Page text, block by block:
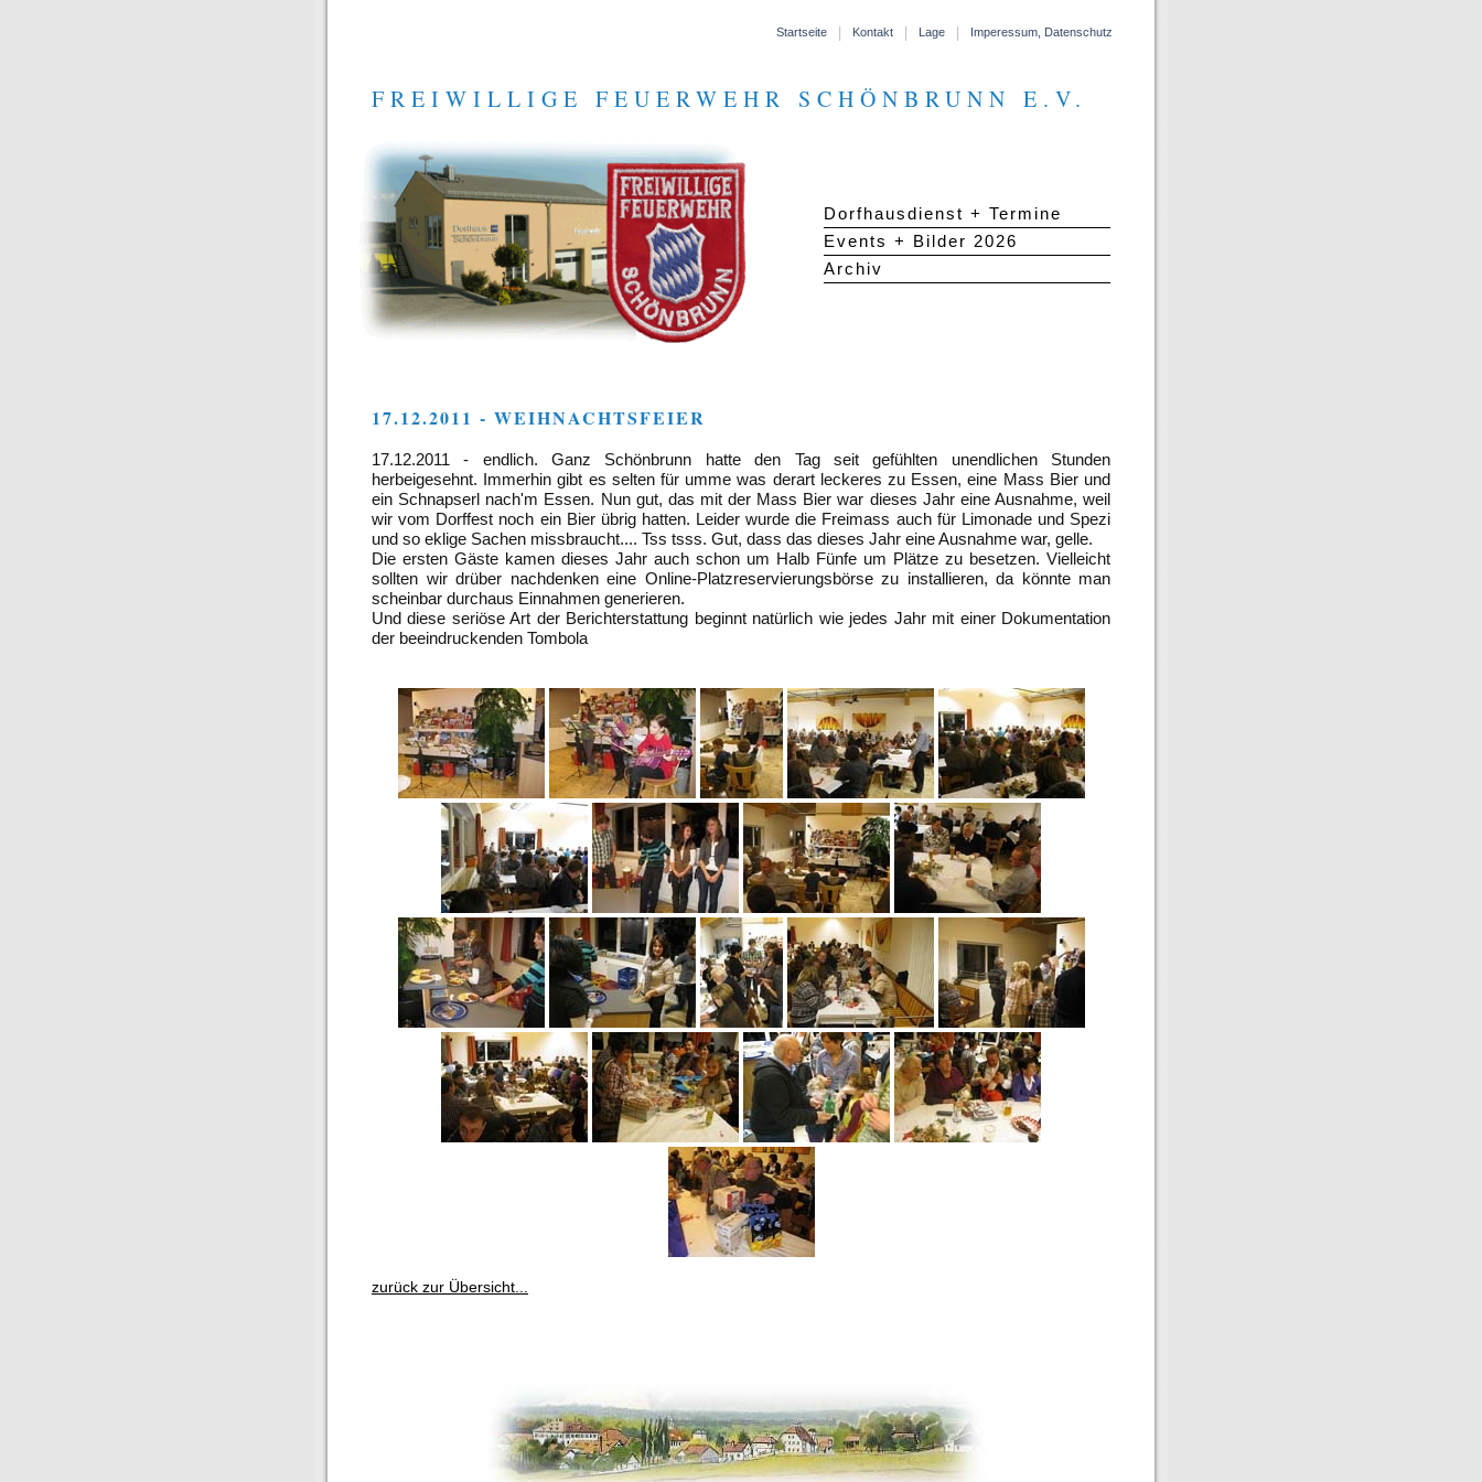
Startseite | Kontakt | Lage | Imperessum, Datenschutz
FREIWILLIGE FEUERWEHR SCHÖNBRUNN E.V.
Dorfhausdienst + Termine
Events + Bilder 2026
Archiv
17.12.2011 - WEIHNACHTSFEIER
17.12.2011 - endlich. Ganz Schönbrunn hatte den Tag seit gefühlten unendlichen Stunden
herbeigesehnt. Immerhin gibt es selten für umme was derart leckeres zu Essen, eine Mass Bier und
ein Schnapserl nach'm Essen. Nun gut, das mit der Mass Bier war dieses Jahr eine Ausnahme, weil
wir vom Dorffest noch ein Bier übrig hatten. Leider wurde die Freimass auch für Limonade und Spezi
und so eklige Sachen missbraucht.... Tss tsss. Gut, dass das dieses Jahr eine Ausnahme war, gelle.
Die ersten Gäste kamen dieses Jahr auch schon um Halb Fünfe um Plätze zu besetzen. Vielleicht
sollten wir drüber nachdenken eine Online-Platzreservierungsbörse zu installieren, da könnte man
scheinbar durchaus Einnahmen generieren.
Und diese seriöse Art der Berichterstattung beginnt natürlich wie jedes Jahr mit einer Dokumentation
der beeindruckenden Tombola
zurück zur Übersicht...